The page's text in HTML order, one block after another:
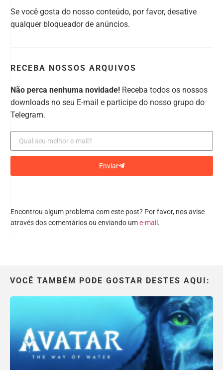
Se você gosta do nosso conteúdo, por favor, desative
qualquer bloqueador de anúncios.
RECEBA NOSSOS ARQUIVOS
Não perca nenhuma novidade! Receba todos os nossos
downloads no seu E-mail e participe do nosso grupo do
Telegram.
Enviar
Encontrou algum problema com este post? Por favor, nos avise
através dos comentários ou enviando ume-mail .
VOCÊ TAMBÉM PODE GOSTAR DESTES AQUI: